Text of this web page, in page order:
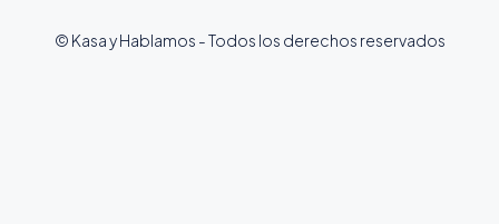
© Kasa y Hablamos - Todos los derechos reservados